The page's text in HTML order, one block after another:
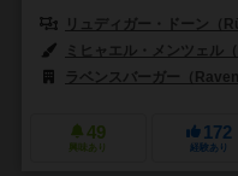
リュディガー・ドーン（
ミヒャエル・メンツェル
ラベンスバーガー（
49
興味あり
172
経験あり